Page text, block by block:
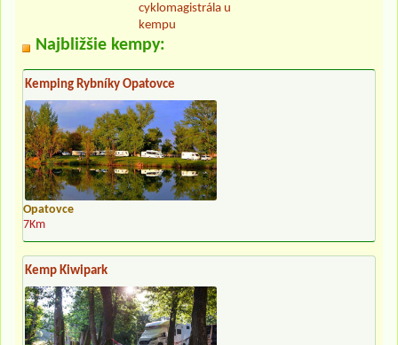
cyklomagistrála u
kempu
Najbližšie kempy:
Kemping Rybníky Opatovce
Opatovce
7Km
Kemp Kiwipark